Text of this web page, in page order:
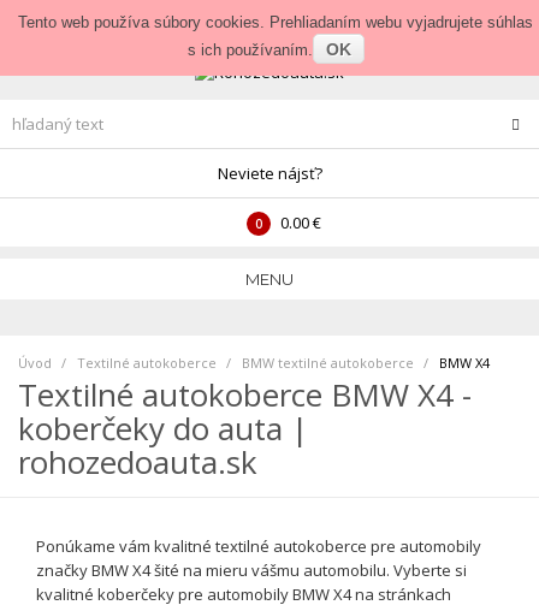
Prihlásenie • Veľkoobchod
Neviete nájsť?
0 0.00 €
MENU
Úvod Textilné autokoberce BMW textilné autokoberce BMW X4
Textilné autokoberce BMW X4 -
koberčeky do auta |
rohozedoauta.sk
Ponúkame vám kvalitné textilné autokoberce pre automobily
značky BMW X4 šité na mieru vášmu automobilu. Vyberte si
kvalitné koberčeky pre automobily BMW X4 na stránkach
Tento web používa súbory cookies. Prehliadaním webu vyjadrujete súhlas
s ich používaním.
OK